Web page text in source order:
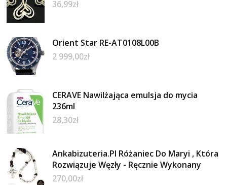
36,99zł
Orient Star RE-AT0108L00B
2 999,00zł
CERAVE Nawilżająca emulsja do mycia
236ml
28,30zł
Ankabizuteria.Pl Różaniec Do Maryi , Która
Rozwiązuje Węzły - Ręcznie Wykonany
270,00zł